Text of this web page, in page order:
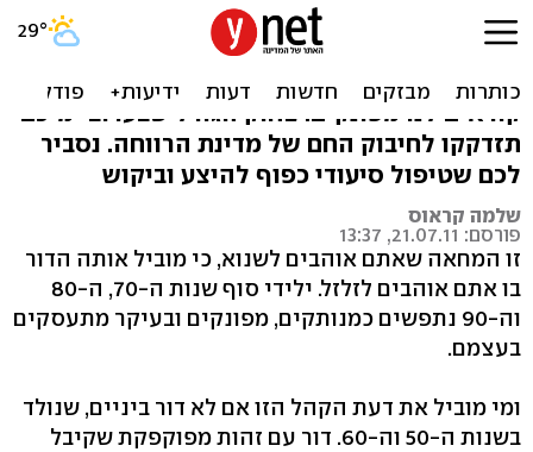
אל תקראו לנו מפונקים
אתם, שקיבלתם מדינת רווחה על מגש של כסף,
קוראים לנו מפונקים. צחוק הגורל שבערוב ימיכם
תזדקקו לחיבוק החם של מדינת הרווחה. נסביר
לכם שטיפול סיעודי כפוף להיצע וביקוש
שלמה קראוס
פורסם: 21.07.11, 13:37
זו המחאה שאתם אוהבים לשנוא, כי מוביל אותה הדור
בו אתם אוהבים לזלזל. ילידי סוף שנות ה-70, ה-80
וה-90 נתפשים כמנותקים, מפונקים ובעיקר מתעסקים
בעצמם.
ומי מוביל את דעת הקהל הזו אם לא דור ביניים, שנולד
בשנות ה-50 וה-60. דור עם זהות מפוקפקת שקיבל